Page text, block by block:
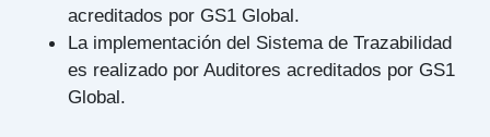
acreditados por GS1 Global.
La implementación del Sistema de Trazabilidad
es realizado por Auditores acreditados por GS1
Global.